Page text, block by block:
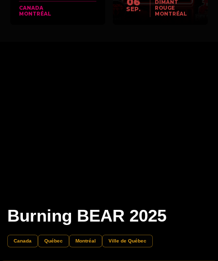
CANADA
MONTRÉAL
SEP.
DIMANT
ROUGE
MONTRÉAL
Burning BEAR 2025
Canada Québec Montréal Ville de Québec